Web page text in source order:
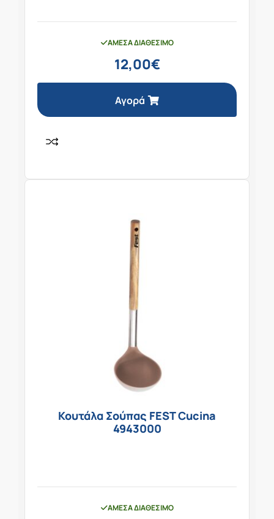
ΆΜΕΣΑ ΔΙΑΘΈΣΙΜΟ
12,00€
Αγορά
Κουτάλα Σούπας FEST Cucina
4943000
ΆΜΕΣΑ ΔΙΑΘΈΣΙΜΟ